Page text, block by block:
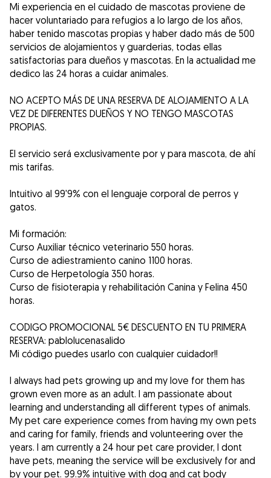
Mi experiencia en el cuidado de mascotas proviene de
hacer voluntariado para refugios a lo largo de los años,
haber tenido mascotas propias y haber dado más de 500
servicios de alojamientos y guarderias, todas ellas
satisfactorias para dueños y mascotas. En la actualidad me
dedico las 24 horas a cuidar animales.
NO ACEPTO MÁS DE UNA RESERVA DE ALOJAMIENTO A LA
VEZ DE DIFERENTES DUEÑOS Y NO TENGO MASCOTAS
PROPIAS.
El servicio será exclusivamente por y para mascota, de ahí
mis tarifas.
Intuitivo al 99'9% con el lenguaje corporal de perros y
gatos.
Mi formación:
Curso Auxiliar técnico veterinario 550 horas.
Curso de adiestramiento canino 1100 horas.
Curso de Herpetología 350 horas.
Curso de fisioterapia y rehabilitación Canina y Felina 450
horas.
CODIGO PROMOCIONAL 5€ DESCUENTO EN TU PRIMERA
RESERVA: pablolucenasalido
Mi código puedes usarlo con cualquier cuidador!!
I always had pets growing up and my love for them has
grown even more as an adult. I am passionate about
learning and understanding all different types of animals.
My pet care experience comes from having my own pets
and caring for family, friends and volunteering over the
years. I am currently a 24 hour pet care provider, I dont
have pets, meaning the service will be exclusively for and
by your pet. 99.9% intuitive with dog and cat body